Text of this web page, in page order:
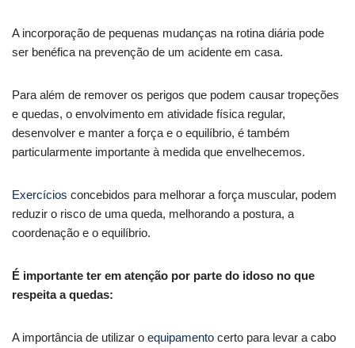
A incorporação de pequenas mudanças na rotina diária pode
ser benéfica na prevenção de um acidente em casa.
Para além de remover os perigos que podem causar tropeções
e quedas, o envolvimento em atividade física regular,
desenvolver e manter a força e o equilíbrio, é também
particularmente importante à medida que envelhecemos.
Exercícios concebidos para melhorar a força muscular, podem
reduzir o risco de uma queda, melhorando a postura, a
coordenação e o equilíbrio.
É importante ter em atenção por parte do idoso no que
respeita a quedas:
A importância de utilizar o equipamento certo para levar a cabo